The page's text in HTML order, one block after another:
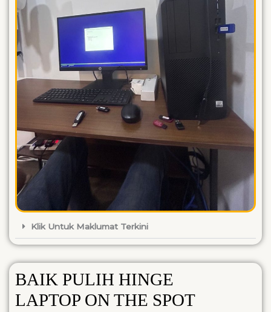
Klik Untuk Maklumat Terkini
BAIK PULIH HINGE
LAPTOP ON THE SPOT